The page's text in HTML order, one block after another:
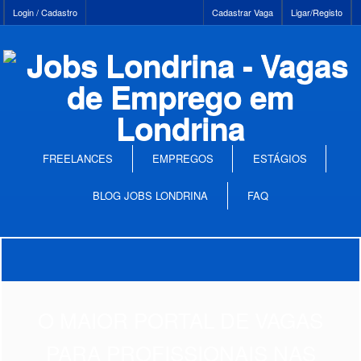
Login / Cadastro Ligar/Registo
Cadastrar Vaga
FREELANCES EMPREGOS ESTÁGIOS
BLOG JOBS LONDRINA FAQ